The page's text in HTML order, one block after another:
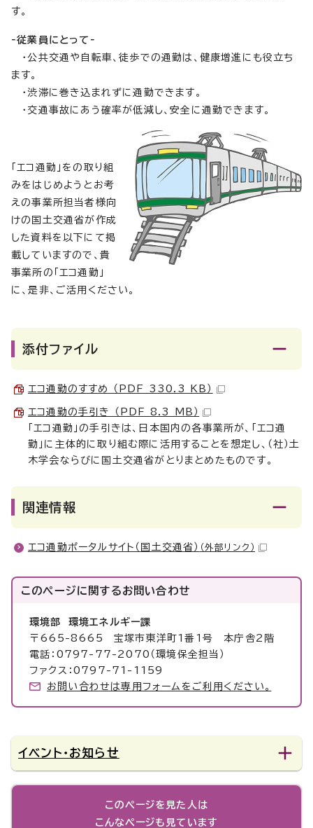
す。
‐従業員にとって‐
・公共交通や自転車、徒歩での通勤は、健康増進にも役立ち
ます。
・渋滞に巻き込まれずに通勤できます。
・交通事故にあう確率が低減し、安全に通勤できます。
「エコ通勤」をの取り組
みをはじめようとお考
えの事業所担当者様向
けの国土交通省が作成
した資料を以下にて掲
載していますので、貴
事業所の「エコ通勤」
に、是非、ご活用ください。
添付ファイル
エコ通勤のすすめ （PDF 330.3 KB）
エコ通勤の手引き （PDF 8.3 MB）
「エコ通勤」の手引きは、日本国内の各事業所が、「エコ通
勤」に主体的に取り組む際に活用することを想定し、（社）土
木学会ならびに国土交通省がとりまとめたものです。
関連情報
エコ通勤ポータルサイト（国土交通省） （外部リンク）
このページに関するお問い合わせ
環境部 環境エネルギー課
〒665-8665 宝塚市東洋町1番1号 本庁舎2階
電話：0797-77-2070（環境保全担当）
ファクス：0797-71-1159
お問い合わせは専用フォームをご利用ください。
イベント・お知らせ
このページを見た人は
こんなページも見ています